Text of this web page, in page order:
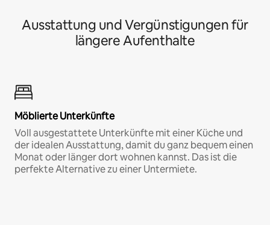
Ausstattung und Vergünstigungen für
längere Aufenthalte
Möblierte Unterkünfte
Voll ausgestattete Unterkünfte mit einer Küche und
der idealen Ausstattung, damit du ganz bequem einen
Monat oder länger dort wohnen kannst. Das ist die
perfekte Alternative zu einer Untermiete.